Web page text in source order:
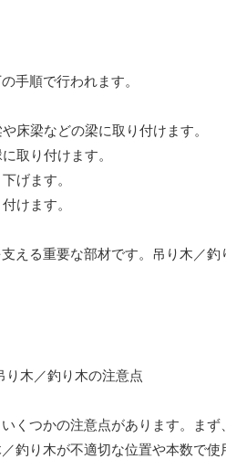
手順で行われます。
床梁などの梁に取り付けます。
取り付けます。
げます。
けます。
える重要な部材です。吊り木／
くつかの注意点があります。ま
釣り木が不適切な位置や本数で